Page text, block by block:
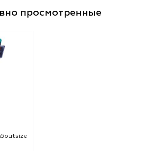
просмотренные